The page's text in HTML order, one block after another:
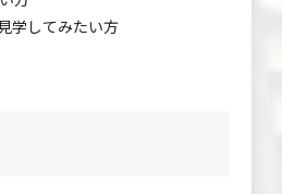
学してみたい方